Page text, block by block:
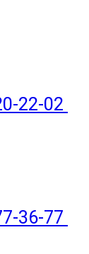
22-02
36-77